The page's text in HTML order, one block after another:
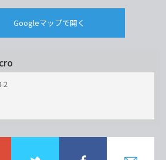
Googleマップで開く
2